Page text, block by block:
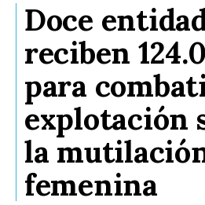
Doce
reciben
para
explotación
la
femenina